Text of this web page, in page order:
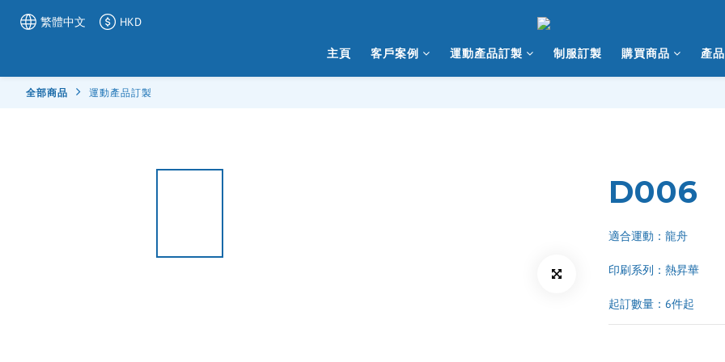
繁體中文 HKD
主頁 客戶案例 運動產品訂製 制服訂製 購買商品 產
全部商品 運動產品訂製
D006
適合運動：龍舟
印刷系列：熱昇華
起訂數量：6件起